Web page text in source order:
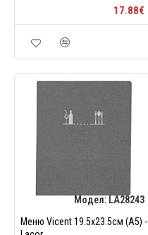
17.88€
Модел: LA28243
Меню Vicent 19.5x23.5см (A5) -